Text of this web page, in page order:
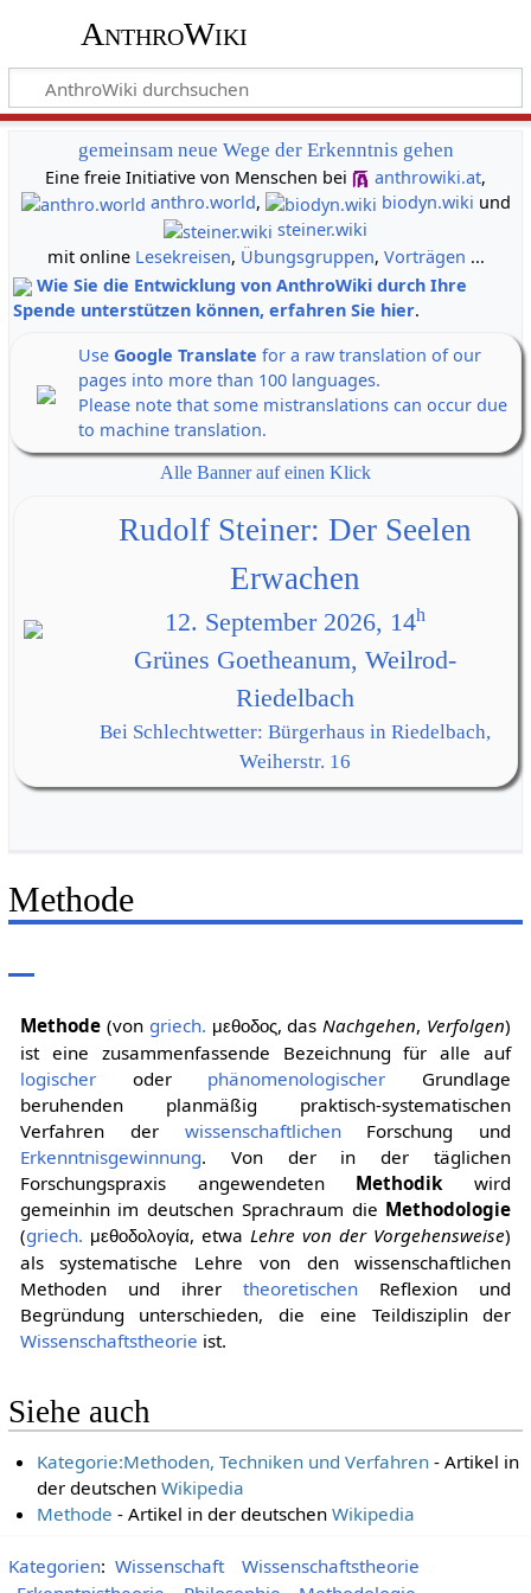
AnthroWiki
gemeinsam neue Wege der Erkenntnis gehen
Eine freie Initiative von Menschen bei
anthrowiki.at,
anthro.world, biodyn.wiki und
steiner.wiki
mit online Lesekreisen, Übungsgruppen, Vorträgen ...
Wie Sie die Entwicklung von AnthroWiki durch Ihre
Spende unterstützen können, erfahren Sie hier.
Use Google Translate for a raw translation of our
pages into more than 100 languages.
Please note that some mistranslations can occur due
to machine translation.
Alle Banner auf einen Klick
Rudolf Steiner: Der Seelen
Erwachen
12. September 2026, 14h
Grünes Goetheanum, Weilrod-
Riedelbach
Bei Schlechtwetter: Bürgerhaus in Riedelbach,
Weiherstr. 16
Methode
Methode(von griech. μεθοδος, dasNachgehen, Verfolgen)
ist eine zusammenfassende Bezeichnung für alle auf
logischeroder phänomenologischer Grundlage
beruhenden planmäßig praktisch-systematischen
Verfahren der wissenschaftlichenForschung und
Erkenntnisgewinnung. Von der in der täglichen
Forschungspraxis angewendeten Methodikwird
gemeinhin im deutschen Sprachraum die Methodologie
(griech. μεθοδολογία, etwaLehre von der Vorgehensweise)
als systematische Lehre von den wissenschaftlichen
Methoden und ihrertheoretischen Reflexion und
Begründung unterschieden, die eine Teildisziplin der
Wissenschaftstheorie ist.
Siehe auch
Kategorie:Methoden, Techniken und Verfahren‎ - Artikel in
der deutschenWikipedia
Methode - Artikel in der deutschenWikipedia
Kategorien: Wissenschaft
Wissenschaftstheorie